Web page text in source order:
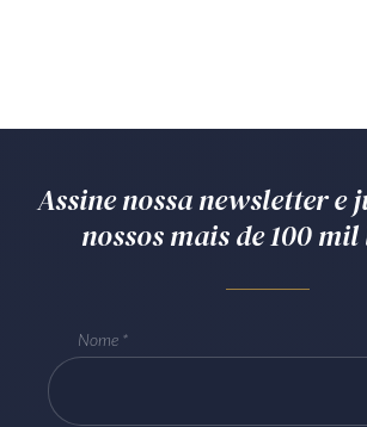
Assine nossa newsletter e
nossos mais de 100
Nome